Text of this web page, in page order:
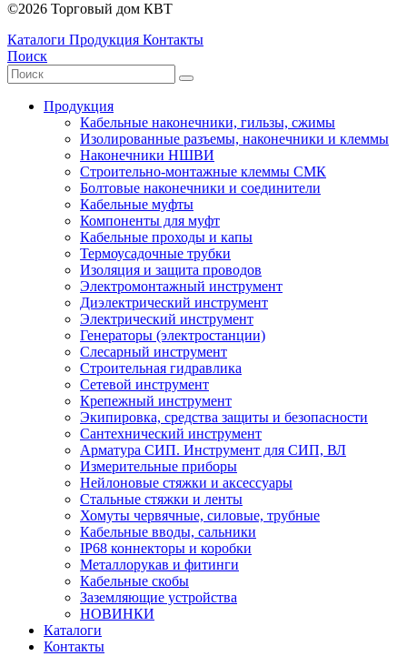
©2026 Торговый дом КВТ
Каталоги Продукция Контакты
Поиск
Продукция
Кабельные наконечники, гильзы, сжимы
Изолированные разъемы, наконечники и клеммы
Наконечники НШВИ
Строительно-монтажные клеммы СМК
Болтовые наконечники и соединители
Кабельные муфты
Компоненты для муфт
Кабельные проходы и капы
Термоусадочные трубки
Изоляция и защита проводов
Электромонтажный инструмент
Диэлектрический инструмент
Электрический инструмент
Генераторы (электростанции)
Слесарный инструмент
Строительная гидравлика
Сетевой инструмент
Крепежный инструмент
Экипировка, средства защиты и безопасности
Сантехнический инструмент
Арматура СИП. Инструмент для СИП, ВЛ
Измерительные приборы
Нейлоновые стяжки и аксессуары
Стальные стяжки и ленты
Хомуты червячные, силовые, трубные
Кабельные вводы, сальники
IP68 коннекторы и коробки
Металлорукав и фитинги
Кабельные скобы
Заземляющие устройства
НОВИНКИ
Каталоги
Контакты